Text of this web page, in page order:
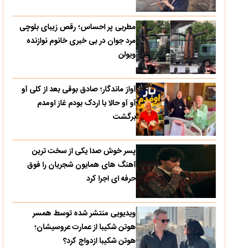
مطربی پر احساس؛ رقص زیبای بلوچی
مرد جوان در بی خبری خانوم نوازنده
ویولن
آواز ماندگار؛ صادق بوقی بعد از کلی آو
آو آو حالا با اردک بودم غاز اومدم
برگشت
پسر خوش صدا یکی از سخت ترین
آهنگ های همایون شجریان را فوق
حرفه ای اجرا کرد
ویدیویی منتشر شده توسط همسر
هوتن شکیبا از عمارت عروسیشان؛
هوتن شکیبا ازدواج کرد؟